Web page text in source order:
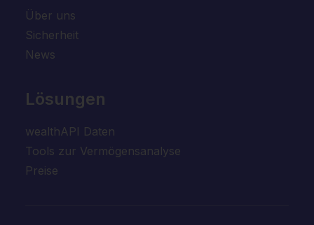
Über uns
Sicherheit
News
Lösungen
wealthAPI Daten
Tools zur Vermögensanalyse
Preise